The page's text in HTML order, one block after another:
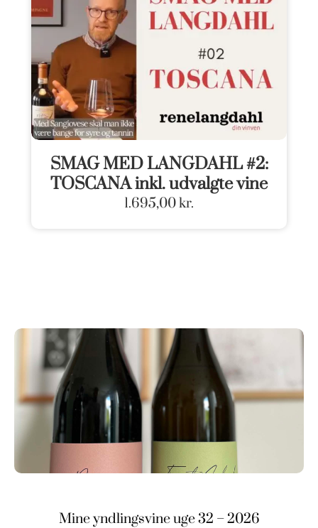
SMAG MED LANGDAHL #2:
TOSCANA inkl. udvalgte vine
1.695,00kr.
Mine yndlingsvine uge 32 – 2026